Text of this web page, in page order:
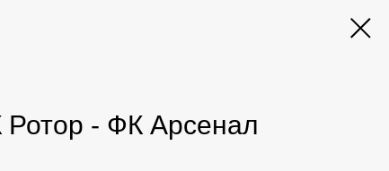
- ФК Арсенал